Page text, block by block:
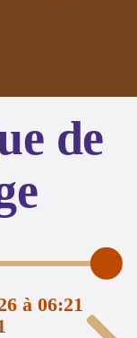
de
à 06:21